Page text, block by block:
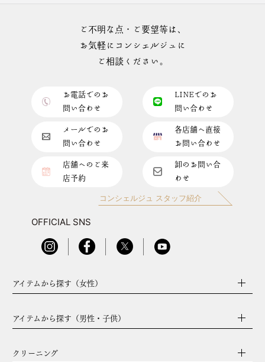
ご不明な点・ご要望等は、
お気軽にコンシェルジュに
ご相談ください。
お電話でのお
問い合わせ
LINEでのお
問い合わせ
メールでのお
問い合わせ
各店舗へ直接
お問い合わせ
店舗へのご来
店予約
卸のお問い合
わせ
コンシェルジュ スタッフ紹介
OFFICIAL SNS
アイテムから探す（女性）
アイテムから探す（男性・子供）
クリーニング